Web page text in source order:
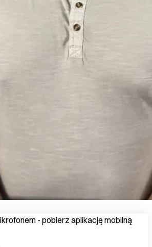
- pobierz aplikację mobilną